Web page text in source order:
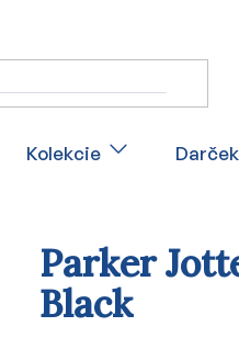
Kolekcie
Parker
Black